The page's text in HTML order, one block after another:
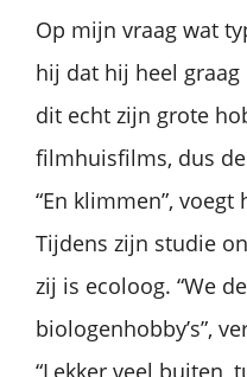
Op mijn vraag wat
hij dat hij heel
dit echt zijn grote
filmhuisfilms, dus
“En klimmen”,
Tijdens zijn studie
zij is ecoloog. “We
biologenhobby’s”,
“Lekker veel buiten,